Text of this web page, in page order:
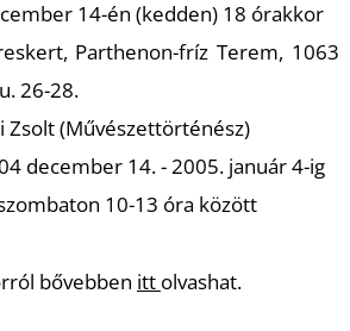
14-én (kedden) 18 órakkor
Parthenon-fríz Terem, 1063
26-28.
(Művészettörténész)
december 14. - 2005. január 4-ig
10-13 óra között
bővebben itt olvashat.